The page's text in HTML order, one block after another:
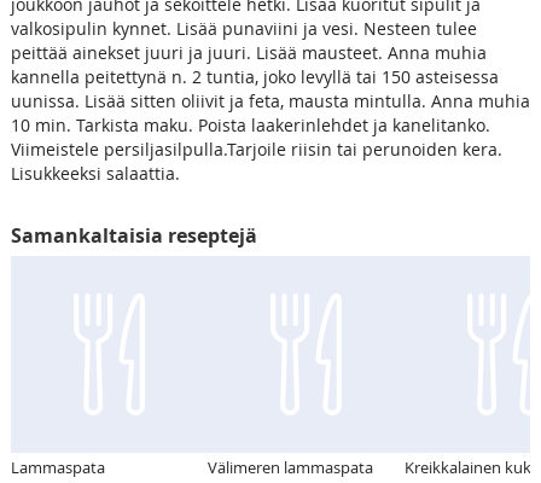
valkosipulin kynnet. Lisää punaviini ja vesi. Nesteen tulee
peittää ainekset juuri ja juuri. Lisää mausteet. Anna muhia
kannella peitettynä n. 2 tuntia, joko levyllä tai 150 asteisessa
uunissa. Lisää sitten oliivit ja feta, mausta mintulla. Anna muhia
10 min. Tarkista maku. Poista laakerinlehdet ja kanelitanko.
Viimeistele persiljasilpulla.Tarjoile riisin tai perunoiden kera.
Lisukkeeksi salaattia.
Samankaltaisia reseptejä
Lammaspata Välimeren lammaspata Kreikkalainen